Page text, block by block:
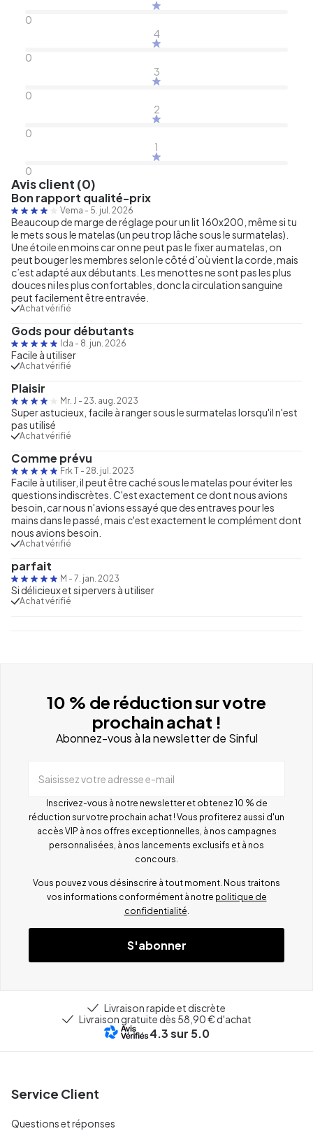
0
4
0
3
0
2
0
1
0
Avis client (0)
Bon rapport qualité-prix
Vema - 5. jul. 2026
Beaucoup de marge de réglage pour un lit 160x200, même si tu
le mets sous le matelas (un peu trop lâche sous le surmatelas).
Une étoile en moins car on ne peut pas le fixer au matelas, on
peut bouger les membres selon le côté d’où vient la corde, mais
c’est adapté aux débutants. Les menottes ne sont pas les plus
douces ni les plus confortables, donc la circulation sanguine
peut facilement être entravée.
Achat vérifié
Gods pour débutants
Ida - 8. jun. 2026
Facile à utiliser
Achat vérifié
Plaisir
Mr. J - 23. aug. 2023
Super astucieux, facile à ranger sous le surmatelas lorsqu'il n'est
pas utilisé
Achat vérifié
Comme prévu
Frk T - 28. jul. 2023
Facile à utiliser, il peut être caché sous le matelas pour éviter les
questions indiscrètes. C'est exactement ce dont nous avions
besoin, car nous n'avions essayé que des entraves pour les
mains dans le passé, mais c'est exactement le complément dont
nous avions besoin.
Achat vérifié
parfait
M - 7. jan. 2023
Si délicieux et si pervers à utiliser
Achat vérifié
10 % de réduction sur votre
prochain achat !
Abonnez-vous à la newsletter de Sinful
Saisissez votre adresse e-mail
Inscrivez-vous à notre newsletter et obtenez 10 % de
réduction sur votre prochain achat ! Vous profiterez aussi d'un
accès VIP à nos offres exceptionnelles, à nos campagnes
personnalisées, à nos lancements exclusifs et à nos
concours.
Vous pouvez vous désinscrire à tout moment. Nous traitons
vos informations conformément à notre politique de
confidentialité
S'abonner
Livraison rapide et discrète
Livraison gratuite dès 58,90 € d'achat
4.3sur 5.0
Service Client
Questions et réponses